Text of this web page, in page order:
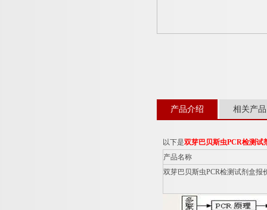
产品介绍 相关产品
以下是双芽巴贝斯虫PCR检测试
产品名称
双芽巴贝斯虫PCR检测试剂盒报